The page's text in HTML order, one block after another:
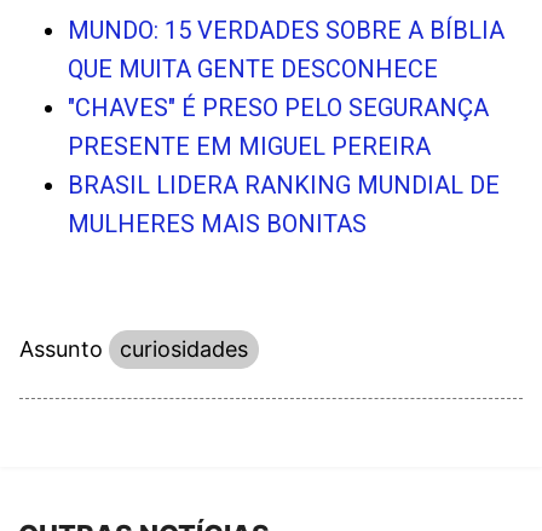
MUNDO: 15 VERDADES SOBRE A BÍBLIA
QUE MUITA GENTE DESCONHECE
"CHAVES" É PRESO PELO SEGURANÇA
PRESENTE EM MIGUEL PEREIRA
BRASIL LIDERA RANKING MUNDIAL DE
MULHERES MAIS BONITAS
Assunto curiosidades